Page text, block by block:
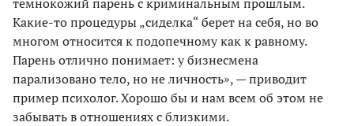
Какие-то процедуры „сиделка“ берет на себя, но во
многом относится к подопечному как к равному.
Парень отлично понимает: у бизнесмена
парализовано тело, но не личность», — приводит
пример психолог. Хорошо бы и нам всем об этом не
забывать в отношениях с близкими.